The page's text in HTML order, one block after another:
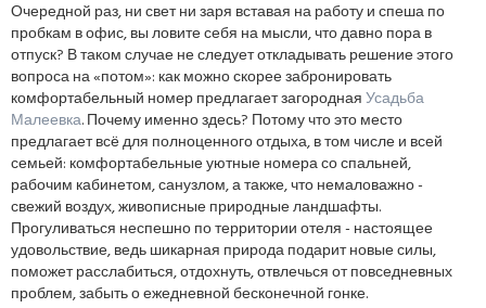
Очередной раз, ни свет ни заря вставая на работу и спеша по
пробкам в офис, вы ловите себя на мысли, что давно пора в
отпуск? В таком случае не следует откладывать решение этого
вопроса на «потом»: как можно скорее забронировать
комфортабельный номер предлагает загороднаяУсадьба
Малеевка. Почему именно здесь? Потому что это место
предлагает всё для полноценного отдыха, в том числе и всей
семьей: комфортабельные уютные номера со спальней,
рабочим кабинетом, санузлом, а также, что немаловажно -
свежий воздух, живописные природные ландшафты.
Прогуливаться неспешно по территории отеля - настоящее
удовольствие, ведь шикарная природа подарит новые силы,
поможет расслабиться, отдохнуть, отвлечься от повседневных
проблем, забыть о ежедневной бесконечной гонке.